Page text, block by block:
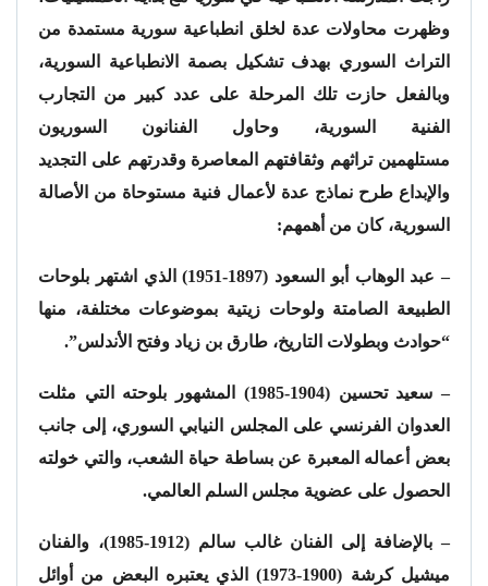
وظهرت محاولات عدة لخلق انطباعية سورية مستمدة من
التراث السوري بهدف تشكيل بصمة الانطباعية السورية،
وبالفعل حازت تلك المرحلة على عدد كبير من التجارب
الفنية السورية، وحاول الفنانون السوريون
مستلهمين تراثهم وثقافتهم المعاصرة وقدرتهم على التجديد
والإبداع طرح نماذج عدة لأعمال فنية مستوحاة من الأصالة
السورية، كان من أهمهم:
– عبد الوهاب أبو السعود (1897-1951) الذي اشتهر بلوحات
الطبيعة الصامتة ولوحات زيتية بموضوعات مختلفة، منها
“حوادث وبطولات التاريخ، طارق بن زياد وفتح الأندلس”.
– سعيد تحسين (1904-1985) المشهور بلوحته التي مثلت
العدوان الفرنسي على المجلس النيابي السوري، إلى جانب
بعض أعماله المعبرة عن بساطة حياة الشعب، والتي خولته
الحصول على عضوية مجلس السلم العالمي.
– بالإضافة إلى الفنان غالب سالم (1912-1985)، والفنان
ميشيل كرشة (1900-1973) الذي يعتبره البعض من أوائل